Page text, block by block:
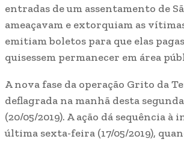
entradas de um assentamento de
ameaçavam e extorquiam as
emitiam boletos para que elas
quisessem permanecer em área
A nova fase da operação Grito da
deflagrada na manhã desta
(20/05/2019). A ação dá sequência à
última sexta-feira (17/05/2019),